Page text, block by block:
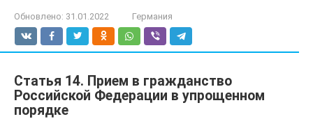
Обновлено: 31.01.2022 Германия
Статья 14. Прием в гражданство
Российской Федерации в упрощенном
порядке